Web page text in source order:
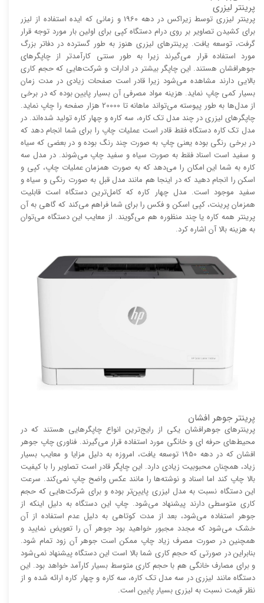
پرینتر لیزری
پرینتر لیزری توسط زیراکس در دهه 1960 و زمانی که ایده استفاده از لیزر
برای کشیدن تصاویر بر روی درام دستگاه کپی برای اولین بار مورد توجه قرار
گرفت، توسعه یافت. پرینتر‌های لیزری هنوز به طور گسترده در دفاتر بزرگ
مورد استفاده قرار می‌گیرند زیرا به طور سنتی کارآمد‌‌تر از چاپگر‌های
جوهرافشان هستند. این چاپگر بیشتر در ادارات و شرکت‌هایی که حجم کاری
بالایی دارند مشاهده می‌شود زیرا قادر است صفحات زیادی در مدت زمان
بسیار کمی چاپ نماید. هزینه مواد مصرفی آن بسیار پایین بوده که در برخی
از مدل‌ها به طور پیوسته می‌تواند ماهانه تا 20000 هزار صفحه را چاپ نماید.
چاپگر‌های لیزری در چند مدل تک کاره، سه کاره و چهار کاره تولید شده‌اند. در
مدل تک کاره دستگاه فقط قادر است عملیات چاپ را برای شما انجام دهد که
در برخی رنگی بوده یعنی چاپ به صورت چند رنگ بوده و در بعضی که سیاه
و سفید است اسناد فقط به صورت سیاه و سفید چاپ می‌شوند. در مدل سه
کاره به شما این امکان را می‌دهد که به صورت همزمان عملیات چاپ، کپی و
اسکن را انجام دهید که در اینجا هم مانند مدل قبل به صورت رنگی و سیاه و
سفید موجود است. مدل چهار کاره که کامل‌ترین دستگاه است قابلیت
همزمان پرینت، کپی اسکن و فکس را برای شما فراهم می‌کند که گاهی به آن
پرینتر همه کاره یا چند منظوره هم می‌گویند. از معایب این دستگاه می‌توان
به هزینه بالا آن اشاره کرد.
پرینتر جوهر افشان
پرینتر‌های جوهرافشان یکی از رایج‌ترین انواع چاپگر‌هایی هستند که در
محیط‌های حرفه ای و خانگی مورد استفاده قرار می‌گیرند. فناوری چاپ جوهر
افشان که در دهه 1950 توسعه یافت، امروزه به دلیل مزایا و معایب بسیار
زیاد، همچنان محبوبیت زیادی دارد. این چاپگر قادر است تصاویر را با کیفیت
بالا چاپ کند اما اسناد و نوشته‌ها را مانند عکس واضح چاپ نمی‌کند. سرعت
این دستگاه نسبت به مدل لیزری پایین‌تر بوده و برای شرکت‌هایی که حجم
کاری متوسطی دارند پیشنهاد می‌شود. چاپ این دستگاه به دلیل اینکه از
جوهر استفاده می‌شود، بعد از مدت کوتاهی به دلیل عدم استفاده از آن
خشک می‌شود که مجدد مجبور خواهید بود جوهر آن را تعویض نمایید و
همچنین در صورت مصرف زیاد چاپ ممکن است جوهر آن زود تمام شود.
بنابراین در صورتی که حجم کاری شما بالا است این دستگاه پیشنهاد نمی‌شود
و برای مصارف خانگی هم با حجم کاری متوسط بسیار کارآمد خواهد بود. این
دستگاه مانند لیزری در سه مدل تک کاره، سه کاره و چهار کاره ارائه شده و از
نظر قیمت نسبت به لیزری بسیار پایین است.